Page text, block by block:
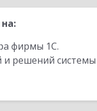
фирмы 1С.
и решений